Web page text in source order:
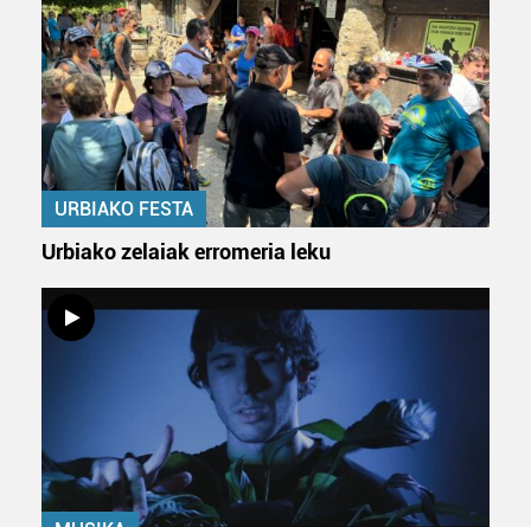
URBIAKO FESTA
Urbiako zelaiak erromeria leku